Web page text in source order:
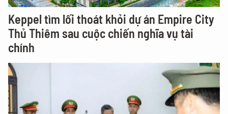
Keppel tìm lối thoát khỏi dự án Empire City
Thủ Thiêm sau cuộc chiến nghĩa vụ tài
chính